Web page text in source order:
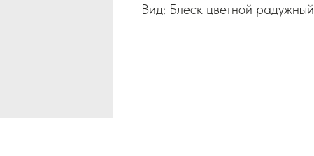
Вид: Блеск цветной радужный